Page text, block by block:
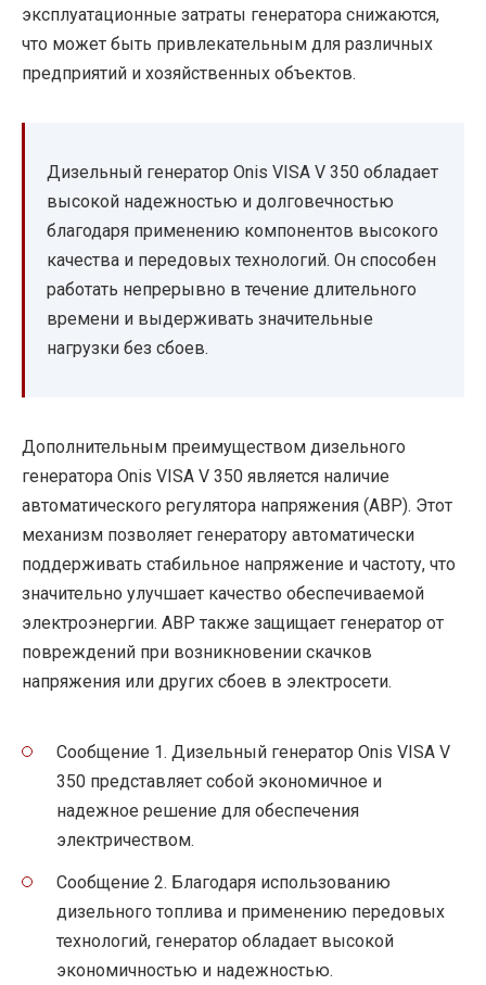
эксплуатационные затраты генератора снижаются,
что может быть привлекательным для различных
предприятий и хозяйственных объектов.
Дизельный генератор Onis VISA V 350 обладает
высокой надежностью и долговечностью
благодаря применению компонентов высокого
качества и передовых технологий. Он способен
работать непрерывно в течение длительного
времени и выдерживать значительные
нагрузки без сбоев.
Дополнительным преимуществом дизельного
генератора Onis VISA V 350 является наличие
автоматического регулятора напряжения (АВР). Этот
механизм позволяет генератору автоматически
поддерживать стабильное напряжение и частоту, что
значительно улучшает качество обеспечиваемой
электроэнергии. АВР также защищает генератор от
повреждений при возникновении скачков
напряжения или других сбоев в электросети.
Сообщение 1. Дизельный генератор Onis VISA V
350 представляет собой экономичное и
надежное решение для обеспечения
электричеством.
Сообщение 2. Благодаря использованию
дизельного топлива и применению передовых
технологий, генератор обладает высокой
экономичностью и надежностью.